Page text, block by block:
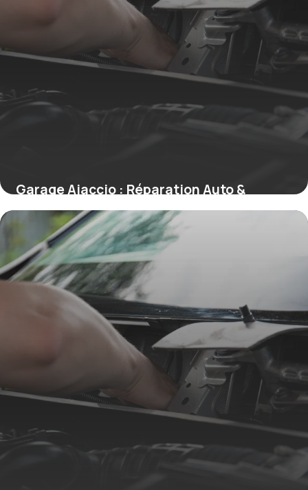
Garage Ajaccio : Réparation Auto &
Entretien
19 mai 2026